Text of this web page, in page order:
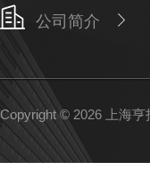
公司简介
Copyright © 2026 上海